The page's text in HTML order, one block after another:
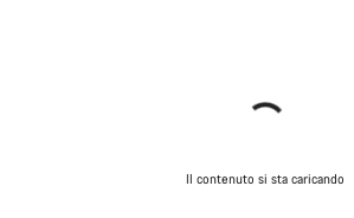
Il contenuto si sta caricando